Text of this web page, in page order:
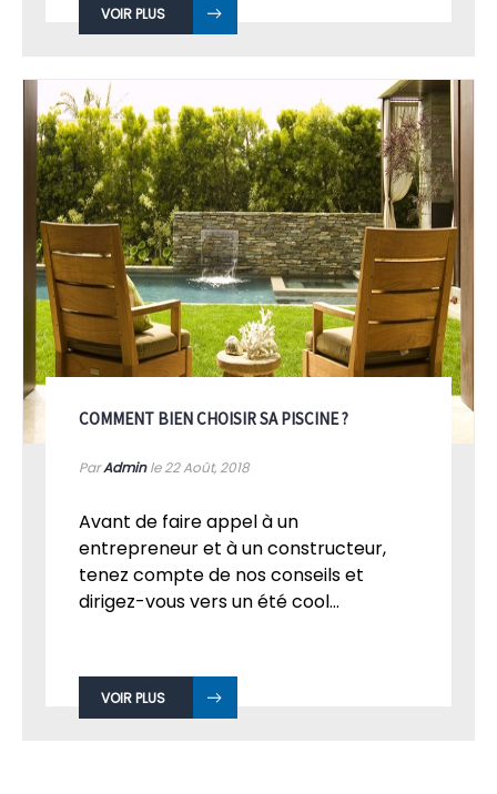
VOIR PLUS
COMMENT BIEN CHOISIR SA PISCINE ?
ParAdminle 22Août, 2018
Avant de faire appel à un
entrepreneur et à un constructeur,
tenez compte de nos conseils et
dirigez-vous vers un été cool...
VOIR PLUS